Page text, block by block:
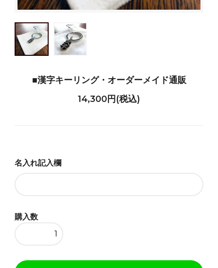
■漢字キーリング・オーダーメイド通販
14,300円(税込)
名入れ記入欄
購入数